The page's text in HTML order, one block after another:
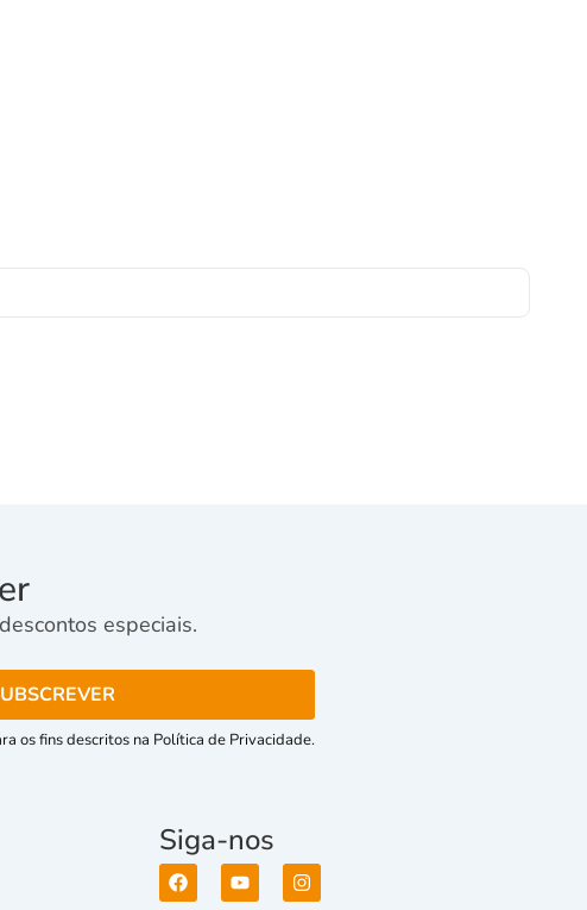
especiais.
os fins descritos na Política de Privacidade.
Siga-nos